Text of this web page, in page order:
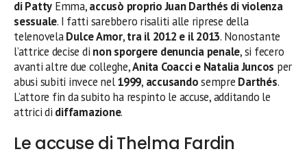
di Patty Emma,accusò proprioJuan Darthés di violenza
sessuale. I fatti sarebbero risaliti alle riprese della
telenovelaDulce Amor,tra il 2012 e il 2013. Nonostante
l’attrice decise di non sporgere denuncia penale, si fecero
avanti altre due colleghe,Anita Coacci e Natalia Juncos per
abusi subiti invece nel1999, accusandosempre Darthés.
L’attore fin da subito ha respinto le accuse, additando le
attrici di diffamazione.
Le accuse di Thelma Fardin